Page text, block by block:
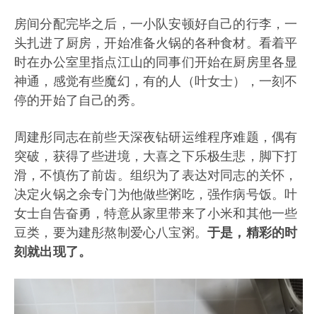
房间分配完毕之后，一小队安顿好自己的行李，一
头扎进了厨房，开始准备火锅的各种食材。看着平
时在办公室里指点江山的同事们开始在厨房里各显
神通，感觉有些魔幻，有的人（叶女士），一刻不
停的开始了自己的秀。
周建彤同志在前些天深夜钻研运维程序难题，偶有
突破，获得了些进境，大喜之下乐极生悲，脚下打
滑，不慎伤了前齿。组织为了表达对同志的关怀，
决定火锅之余专门为他做些粥吃，强作病号饭。叶
女士自告奋勇，特意从家里带来了小米和其他一些
豆类，要为建彤熬制爱心八宝粥。 于是，精彩的时
刻就出现了。